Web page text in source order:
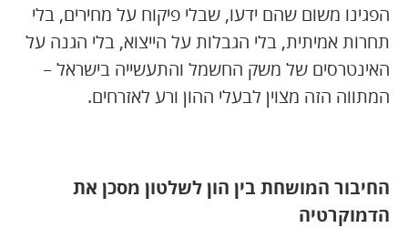
הפגינו משום שהם ידעו, שבלי פיקוח על מחירים, בלי
תחרות אמיתית, בלי הגבלות על הייצוא, בלי הגנה על
האינטרסים של משק החשמל והתעשייה בישראל –
המתווה הזה מצוין לבעלי ההון ורע לאזרחים.
החיבור המושחת בין הון לשלטון מסכן את
הדמוקרטיה